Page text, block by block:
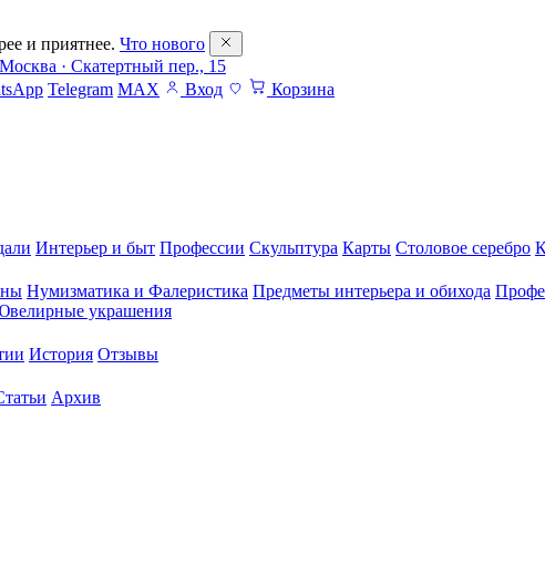
и приятнее. Что нового
Москва · Скатертный пер., 15
Telegram MAX Вход Корзина
Интерьер и быт Профессии Скульптура Карты Столовое серебро
Нумизматика и Фалеристика Предметы интерьера и обихода
украшения
История Отзывы
Архив